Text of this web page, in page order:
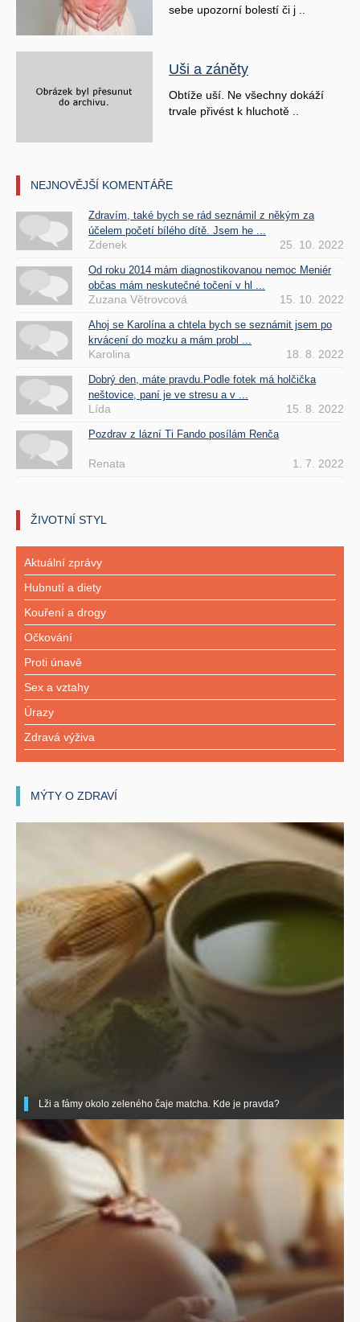
sebe upozorní bolestí či j ..
Uši a záněty
Obtíže uší. Ne všechny dokáží
trvale přivést k hluchotě ..
NEJNOVĚJŠÍ KOMENTÁŘE
Zdravím, také bych se rád seznámil z někým za
účelem početí bílého dítě. Jsem he ...
Zdenek 25. 10. 2022
Od roku 2014 mám diagnostikovanou nemoc Meniér
občas mám neskutečné točení v hl ...
Zuzana Větrovcová 15. 10. 2022
Ahoj se Karolína a chtela bych se seznámit jsem po
krvácení do mozku a mám probl ...
Karolina 18. 8. 2022
Dobrý den, máte pravdu.Podle fotek má holčička
neštovice, paní je ve stresu a v ...
Lída 15. 8. 2022
Pozdrav z lázní Ti Fando posílám Renča
Renata 1. 7. 2022
ŽIVOTNÍ STYL
Aktuální zprávy
Hubnutí a diety
Kouření a drogy
Očkování
Proti únavě
Sex a vztahy
Úrazy
Zdravá výživa
MÝTY O ZDRAVÍ
Lži a fámy okolo zeleného čaje matcha. Kde je pravda?